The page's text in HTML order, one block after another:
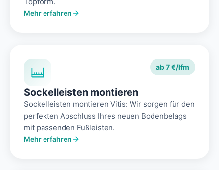
Mehr erfahren
ab 7 €/lfm
Sockelleisten montieren
Sockelleisten montieren Vitis: Wir sorgen für den
perfekten Abschluss Ihres neuen Bodenbelags
mit passenden Fußleisten.
Mehr erfahren